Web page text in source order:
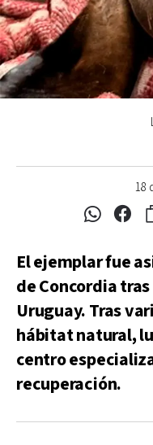
18
El ejemplar fue
de Concordia
Uruguay. Tras
hábitat natural,
centro
recuperación.